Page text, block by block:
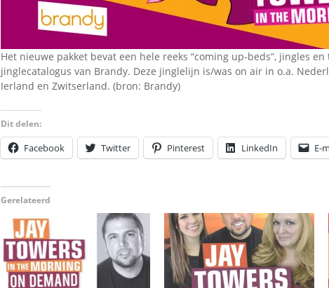
Het nieuwe pakket bevat een hele reeks “coming up-beds”, jingles
jinglecatalogus van Brandy. Deze jinglelijn is/was on air in o.a.
Ierland en Zwitserland. (bron: Brandy)
Dit delen:
Facebook Twitter Pinterest LinkedIn E-
Gerelateerd